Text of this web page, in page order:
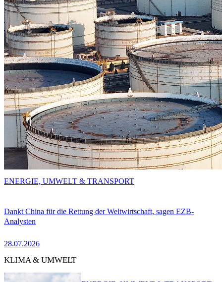
Dankt China für die Rettung der Weltwirtschaft, sagen EZB-
Analysten
28.07.2026
ENERGIE, UMWELT & TRANSPORT
KLIMA & UMWELT